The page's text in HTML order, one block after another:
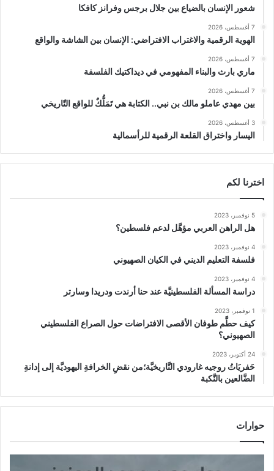
شعور الإنسان بالضياع بين جلال برجس وفرانز كافكا
7 أغسطس، 2026
الهوية الرقمية والاغتراب الافتراضي: الإنسان بين الشاشة والواقع
7 أغسطس، 2026
ماري بارث والبناء المفهومي في ديداكتيك الفلسفة
7 أغسطس، 2026
بين مهدي عاملو مالك بن نبي.. الكتابة هي تَمَلُّكٌ للواقع التّاريخي
3 أغسطس، 2026
اليسار واختراق القلعة الرقمية للرأسمالية
اخترنا لكم
5 نوفمبر، 2023
هل الراهن العربي مؤهَّل لدعم فلسطين؟
4 نوفمبر، 2023
فلسفة التعليم الديني في الكيان الصهيوني
4 نوفمبر، 2023
دراسة المسألة الفلسطينيَّة عند حنا أرندت ودريدا وسارتر
1 نوفمبر، 2023
كيف حطَّم طوفان الأقصى الافتراضات حول الصراع الفلسطيني
الصهيوني؟
24 أكتوبر، 2023
حَفريَاتُ روجيه غارودي التَّاريخيَّة؛من نقضِ الخرافةِ اليهوديَّة إلى إدانةِ
الضَّالعين بالنَّكبة
حوارات